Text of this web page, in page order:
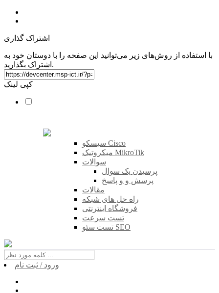
اشتراک گذاری
با استفاده از روش‌های زیر می‌توانید این صفحه را با دوستان خود به
اشتراک بگذارید.
کپی لینک
سیسکو Cisco
میکروتیک MikroTik
سوالات
پرسیدن یک سوال
پرسش و و پاسخ
مقالات
راه حل های شبکه
فروشگاه اینترنتی
تست سرعت
تست سئو SEO
ورود / ثبت نام